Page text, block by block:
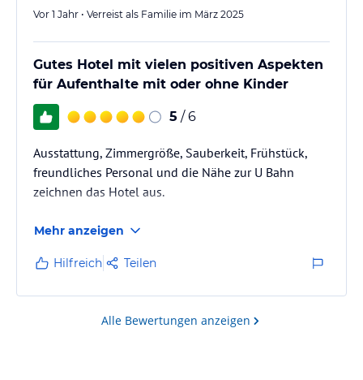
Vor 1 Jahr • Verreist als Familie im März 2025
Gutes Hotel mit vielen positiven Aspekten
für Aufenthalte mit oder ohne Kinder
5 / 6
Ausstattung, Zimmergröße, Sauberkeit, Frühstück,
freundliches Personal und die Nähe zur U Bahn
zeichnen das Hotel aus.
Mehr anzeigen
Hilfreich Teilen
Alle Bewertungen anzeigen